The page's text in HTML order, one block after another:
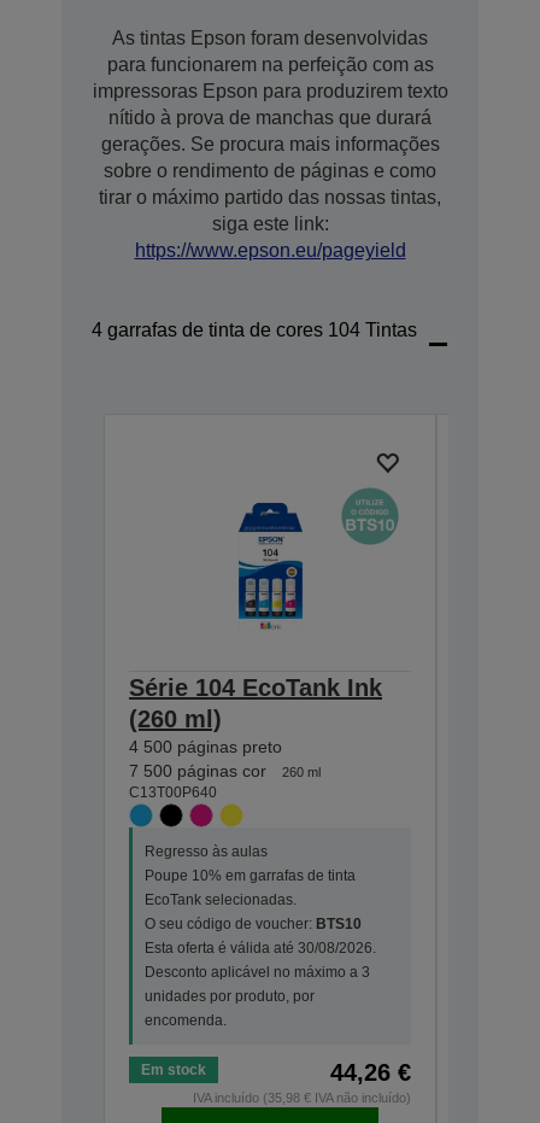
As tintas Epson foram desenvolvidas
para funcionarem na perfeição com as
impressoras Epson para produzirem texto
nítido à prova de manchas que durará
gerações. Se procura mais informações
sobre o rendimento de páginas e como
tirar o máximo partido das nossas tintas,
siga este link:
https://www.epson.eu/pageyield
4 garrafas de tinta de cores 104 Tintas
Série 104 EcoTank Ink
(260 ml)
4 500 páginas preto
7 500 páginas cor
260 ml
C13T00P640
Regresso às aulas
Poupe 10% em garrafas de tinta
EcoTank selecionadas.
O seu código de voucher: BTS10
Esta oferta é válida até 30/08/2026.
Desconto aplicável no máximo a 3
unidades por produto, por
encomenda.
Em stock 44,26 €
IVA incluído (35,98 € IVA não incluído)